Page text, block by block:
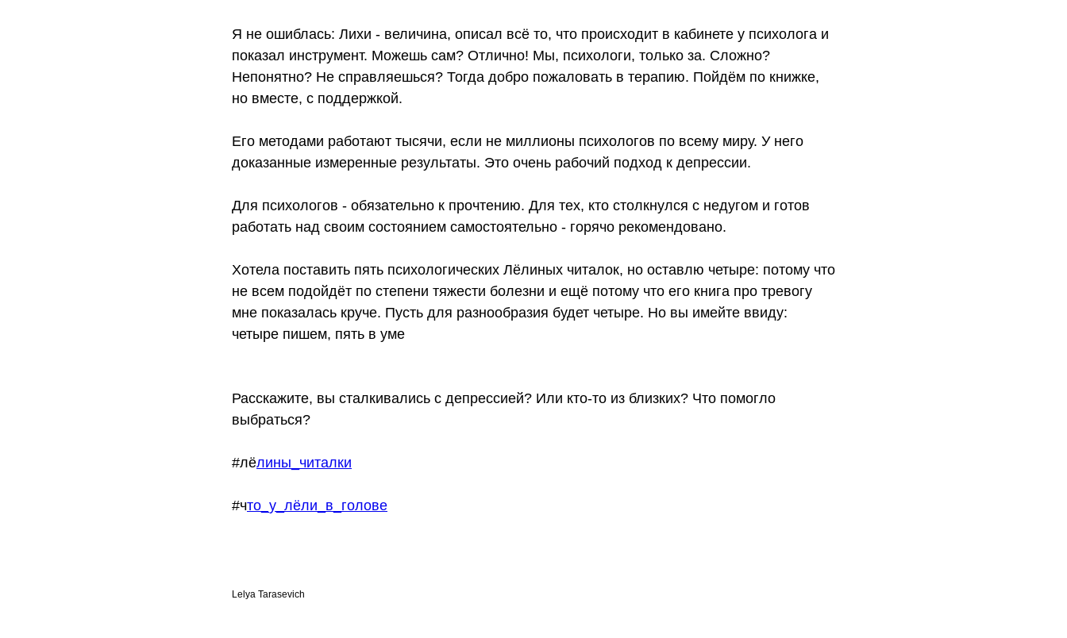
Я не ошиблась: Лихи - величина, описал всё то, что происходит в кабинете у психолога и
показал инструмент. Можешь сам? Отлично! Мы, психологи, только за. Сложно?
Непонятно? Не справляешься? Тогда добро пожаловать в терапию. Пойдём по книжке,
но вместе, с поддержкой.
Его методами работают тысячи, если не миллионы психологов по всему миру. У него
доказанные измеренные результаты. Это очень рабочий подход к депрессии.
Для психологов - обязательно к прочтению. Для тех, кто столкнулся с недугом и готов
работать над своим состоянием самостоятельно - горячо рекомендовано.
Хотела поставить пять психологических Лёлиных читалок, но оставлю четыре: потому что
не всем подойдёт по степени тяжести болезни и ещё потому что его книга про тревогу
мне показалась круче. Пусть для разнообразия будет четыре. Но вы имейте ввиду:
четыре пишем, пять в уме
Расскажите, вы сталкивались с депрессией? Или кто-то из близких? Что помогло
выбраться?
#лёлины_читалки
#что_у_лёли_в_голове
Lelya Tarasevich